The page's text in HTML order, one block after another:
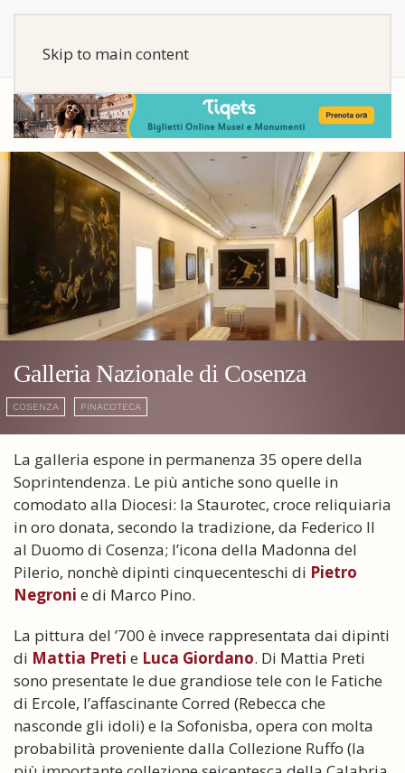
Skip to main content
Galleria Nazionale di Cosenza
COSENZA PINACOTECA
La galleria espone in permanenza 35 opere della
Soprintendenza. Le più antiche sono quelle in
comodato alla Diocesi: la Staurotec, croce reliquiaria
in oro donata, secondo la tradizione, da Federico II
al Duomo di Cosenza; l’icona della Madonna del
Pilerio, nonchè dipinti cinquecenteschi di Pietro
Negroni e di Marco Pino.
La pittura del ’700 è invece rappresentata dai dipinti
di Mattia Preti e Luca Giordano. Di Mattia Preti
sono presentate le due grandiose tele con le Fatiche
di Ercole, l’affascinante Corred (Rebecca che
nasconde gli idoli) e la Sofonisba, opera con molta
probabilità proveniente dalla Collezione Ruffo (la